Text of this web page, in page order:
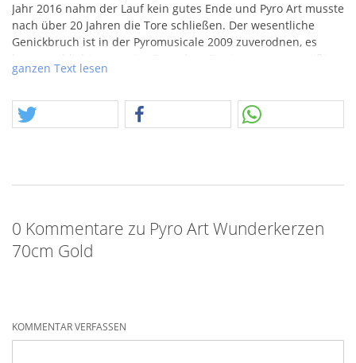
Jahr 2016 nahm der Lauf kein gutes Ende und Pyro Art musste
nach über 20 Jahren die Tore schließen. Der wesentliche
Genickbruch ist in der Pyromusicale 2009 zuverodnen, es
kamen schlicht zu wenige Besucher. Es ging nur ums größte
Musikfeuerwerk der Welt, um große Hanabi-Bomben, wie sie
wurden. Große Musik und viel Drumrum waren am Ende eine
zugroße Investition. Heute erinnere ich mich gerne nochmal
erfordern auch immer einen großen Raketenkarton, diese
wachsen leider nicht an Bäumen, deshalb geht die
ganzen Text lesen
0 Kommentare zu Pyro Art Wunderkerzen
70cm Gold
KOMMENTAR VERFASSEN